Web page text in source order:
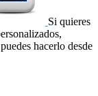
Si quieres
hacerlo desde